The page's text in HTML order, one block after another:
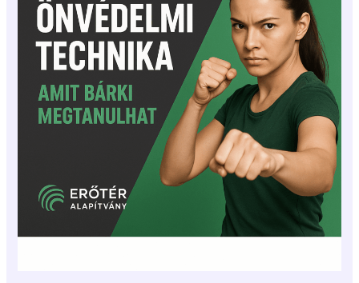
technika,
amit
bárki
megtanulhat.